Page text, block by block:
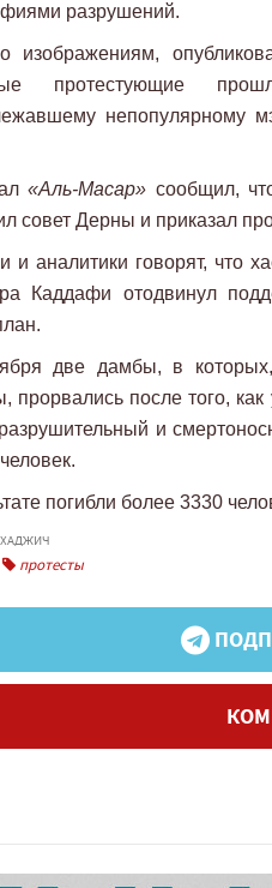
разрушений.
изображениям,
протестующие
непопулярному
«Аль-Масар» сообщил,
совет Дерны и приказал
и аналитики говорят, что
Каддафи отодвинул
две дамбы, в
прорвались после того,
и
погибли более 3330
ХАДЖИЧ
протесты